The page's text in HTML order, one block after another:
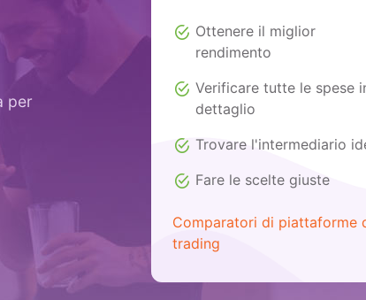
per
Ottenere il miglior
rendimento
Verificare tutte le spese
dettaglio
Trovare l'intermediario
Fare le scelte giuste
Comparatori di piattaforme
trading